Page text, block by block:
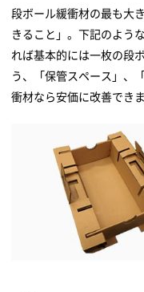
段ボール緩衝材の最も大
きること」。下記のよう
れば基本的には一枚の段
う、「保管スペース」、
衝材なら安価に改善できま